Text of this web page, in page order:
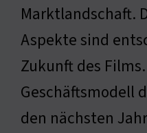
Marktlandschaft.
Aspekte sind
Zukunft des
Geschäftsmodell
den nächsten